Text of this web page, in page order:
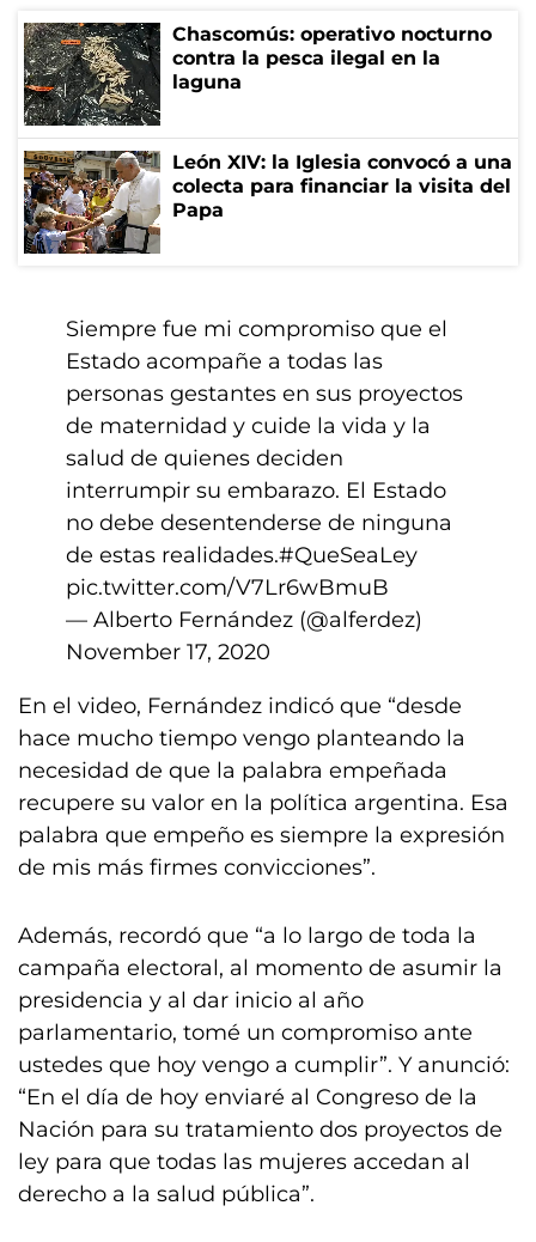
Chascomús: operativo nocturno
contra la pesca ilegal en la
laguna
León XIV: la Iglesia convocó a una
colecta para financiar la visita del
Papa
Siempre fue mi compromiso que el
Estado acompañe a todas las
personas gestantes en sus proyectos
de maternidad y cuide la vida y la
salud de quienes deciden
interrumpir su embarazo. El Estado
no debe desentenderse de ninguna
de estas realidades.#QueSeaLey
pic.twitter.com/V7Lr6wBmuB
— Alberto Fernández (@alferdez)
November 17, 2020
En el video, Fernández indicó que “desde
hace mucho tiempo vengo planteando la
necesidad de que la palabra empeñada
recupere su valor en la política argentina. Esa
palabra que empeño es siempre la expresión
de mis más firmes convicciones”.
Además, recordó que “a lo largo de toda la
campaña electoral, al momento de asumir la
presidencia y al dar inicio al año
parlamentario, tomé un compromiso ante
ustedes que hoy vengo a cumplir”. Y anunció:
“En el día de hoy enviaré al Congreso de la
Nación para su tratamiento dos proyectos de
ley para que todas las mujeres accedan al
derecho a la salud pública”.